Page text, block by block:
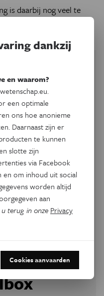
is daarbij nog veel te
en
in
dankzij
en waarom?
een optimale
ons hoe anonieme
Daarnaast zijn er
te kunnen
slotte zijn
via Facebook
om inhoud uit social
worden altijd
aan
terug in onze Privacy
Cookies aanvaarden